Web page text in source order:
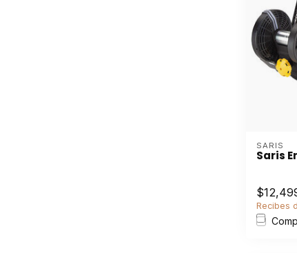
SARIS
Saris
Recibes